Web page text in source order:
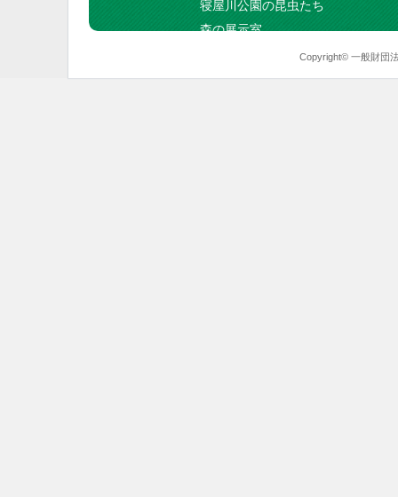
寝屋川公園の昆虫たち
森の展示室
Copyright© 一般財団